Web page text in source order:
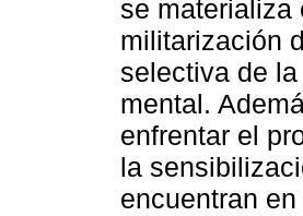
se materializa
militarización
selectiva de
mental.
enfrentar el
la
encuentran